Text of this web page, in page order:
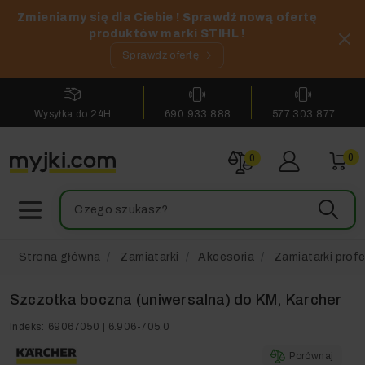
Zmieniamy się dla Ciebie ! Sprawdź nową ofertę
produktów marki STIHL !
Sprawdź ofertę
Wysyłka do 24H 690 933 888 577 303 877
0 0
Strona główna Zamiatarki Akcesoria Zamiatarki
Szczotka boczna (uniwersalna) do KM, Karcher
Indeks: 69067050 | 6.906-705.0
Porównaj